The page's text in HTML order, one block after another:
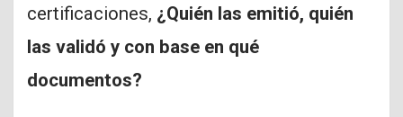
certificaciones, ¿Quién las emitió, quién
las validó y con base en qué
documentos?